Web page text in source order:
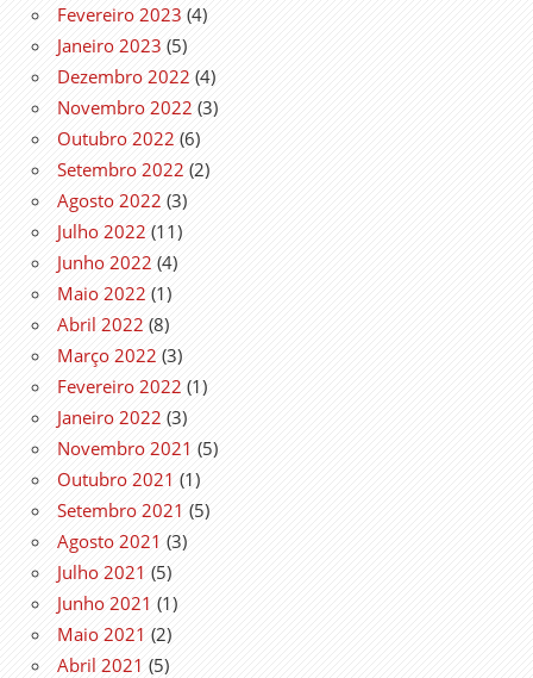
Fevereiro 2023 (4)
Janeiro 2023 (5)
Dezembro 2022 (4)
Novembro 2022 (3)
Outubro 2022 (6)
Setembro 2022 (2)
Agosto 2022 (3)
Julho 2022 (11)
Junho 2022 (4)
Maio 2022 (1)
Abril 2022 (8)
Março 2022 (3)
Fevereiro 2022 (1)
Janeiro 2022 (3)
Novembro 2021 (5)
Outubro 2021 (1)
Setembro 2021 (5)
Agosto 2021 (3)
Julho 2021 (5)
Junho 2021 (1)
Maio 2021 (2)
Abril 2021 (5)